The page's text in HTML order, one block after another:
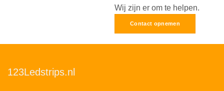
Wij zijn er om te helpen.
Contact opnemen
123Ledstrips.nl